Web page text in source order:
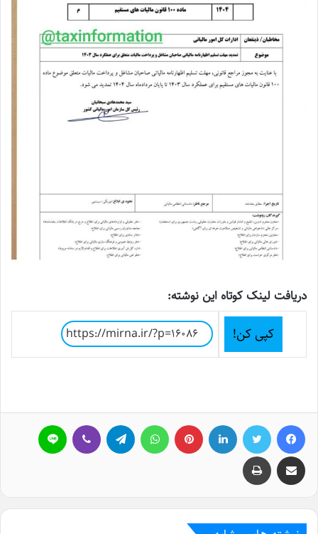
دریافت لینک کوتاه این نوشته:
کپی کن!
فیسبوک توییتر لینکداین پینتریست تلگرام وایبر
اشتراک گذاری با ایمیل چاپ